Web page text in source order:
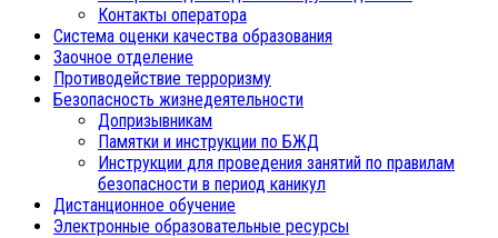
Контакты оператора
Система оценки качества образования
Заочное отделение
Противодействие терроризму
Безопасность жизнедеятельности
Допризывникам
Памятки и инструкции по БЖД
Инструкции для проведения занятий по правилам
безопасности в период каникул
Дистанционное обучение
Электронные образовательные ресурсы